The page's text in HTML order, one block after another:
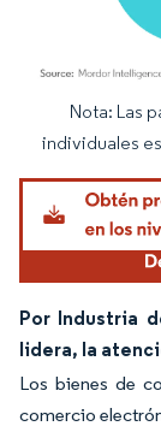
Imagen © Mordor
Nota: Las
individuales
Por Industria
lidera, la
Los bienes de
comercio